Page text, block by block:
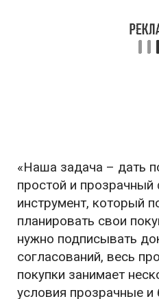
«Наша задача – дать
простой и
инструмент, который
планировать свои
нужно подписывать
согласований, весь
покупки занимает
условия прозрачные